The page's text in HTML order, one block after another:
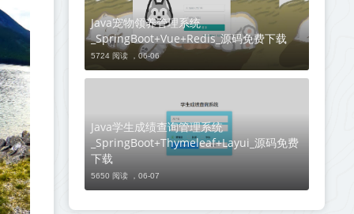
Java宠物领养管理系统
_SpringBoot+Vue+Redis_源码免费下载
5724 阅读 ， 06-06
Java学生成绩查询管理系统
_SpringBoot+Thymeleaf+Layui_源码免费
下载
5650 阅读 ， 06-07